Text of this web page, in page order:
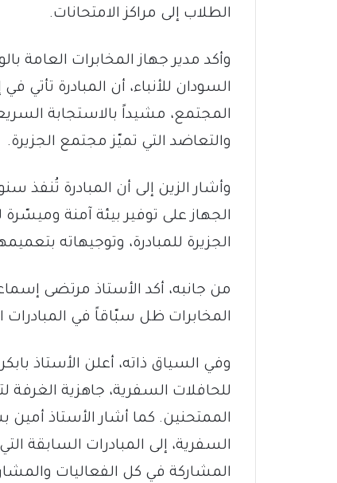
الطلاب إلى مراكز الامتحانات.
وأكد مدير جهاز المخابرات العامة
السودان للأنباء، أن المبادرة تأتي
المجتمع، مشيداً بالاستجابة
والتعاضد التي تميّز مجتمع الجزيرة.
وأشار الزين إلى أن المبادرة تُنفذ
الجهاز على توفير بيئة آمنة
الجزيرة للمبادرة، وتوجيهاته
من جانبه، أكد الأستاذ مرتضى
المخابرات ظل سبّاقاً في المبادرات
وفي السياق ذاته، أعلن الأستاذ
للحافلات السفرية، جاهزية الغرفة
الممتحنين. كما أشار الأستاذ أمين
السفرية، إلى المبادرات السابقة
المشاركة في كل الفعاليات